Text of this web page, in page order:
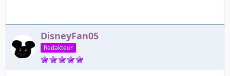
DisneyFan05
Redakteur